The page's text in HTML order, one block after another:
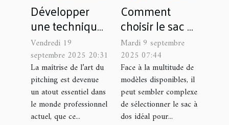
Développer
une technique
de pitching :
conseils et
astuces
Vendredi 19
septembre 2025 20:31
La maîtrise de l’art du
pitching est devenue
un atout essentiel dans
le monde professionnel
actuel, que ce...
Comment
choisir le sac à
dos parfait
pour chaque
occasion ?
Mardi 9 septembre
2025 07:44
Face à la multitude de
modèles disponibles, il
peut sembler complexe
de sélectionner le sac à
dos idéal pour...